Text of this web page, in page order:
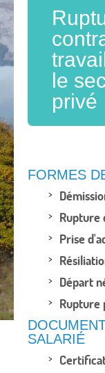
le
privé
FORMES
Rupture
Prise
Départ
Rupture
SALARIÉ